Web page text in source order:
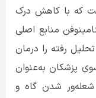
که با کاهش درک
منابع اصلی
رفته را درمان
پزشکان به‌عنوان
شدن گاه و